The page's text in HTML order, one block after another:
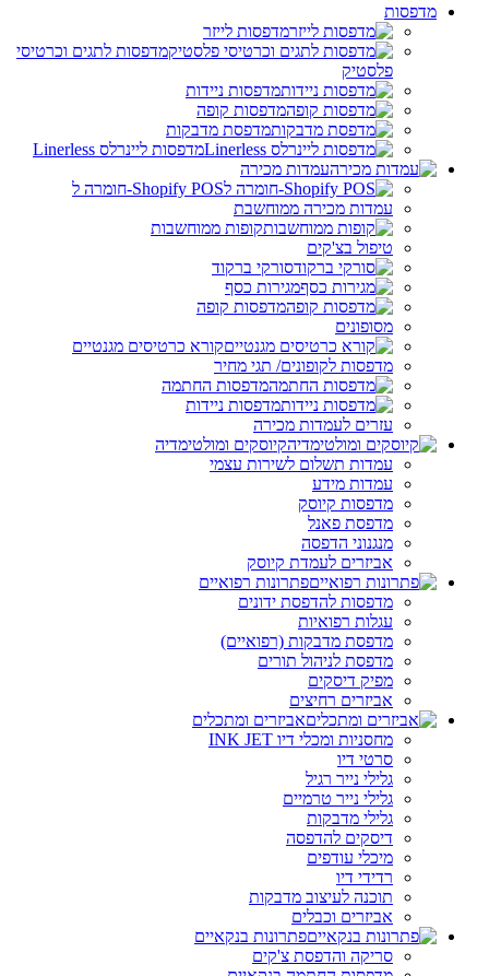
מדפסות
מדפסות לייזר
מדפסות לתגים וכרטיסי
פלסטיק
מדפסות ניידות
מדפסות קופה
מדפסת מדבקות
מדפסות ליינרלס Linerless
עמדות מכירה
Shopify POS-חומרה ל
עמדות מכירה ממוחשבת
קופות ממוחשבות
טיפול בצ'קים
סורקי ברקוד
מגירות כסף
מדפסות קופה
מסופונים
קורא כרטיסים מגנטיים
מדפסות לקופונים/ תגי מחיר
מדפסות החתמה
מדפסות ניידות
עזרים לעמדות מכירה
קיוסקים ומולטימדיה
עמדות תשלום לשירות עצמי
עמדות מידע
מדפסות קיוסק
מדפסת פאנל
מנגנוני הדפסה
אביזרים לעמדת קיוסק
פתרונות רפואיים
מדפסות להדפסת ידונים
עגלות רפואיות
מדפסת מדבקות (רפואיים)
מדפסת לניהול תורים
מפיק דיסקים
אביזרים רחיצים
אביזרים ומתכלים
מחסניות ומכלי דיו INK JET
סרטי דיו
גלילי נייר רגיל
גלילי נייר טרמיים
גלילי מדבקות
דיסקים להדפסה
מיכלי עודפים
רדידי דיו
תוכנה לעיצוב מדבקות
אביזרים וכבלים
פתרונות בנקאיים
סריקה והדפסת צ'קים